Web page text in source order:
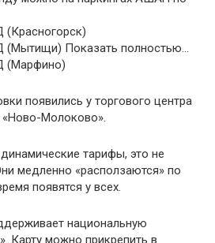
Показать полностью…
(Марфино)
появились у торгового центра
Молоково».
тарифы, это не
медленно «расползаются» по
появятся у всех.
национальную
Карту можно прикрепить в